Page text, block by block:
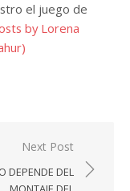
el juego de
by Lorena
Next Post
DEPENDE DEL